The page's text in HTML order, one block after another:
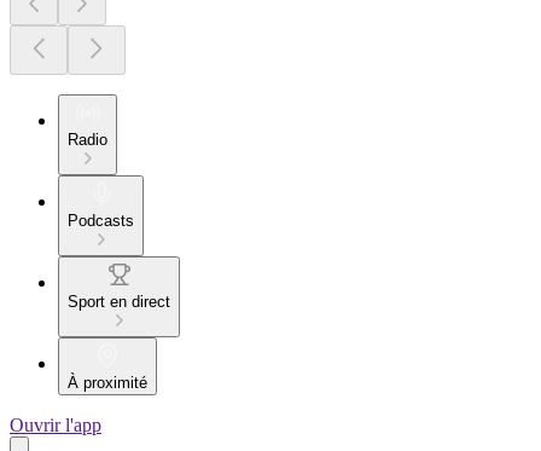
Radio
Podcasts
Sport en direct
À proximité
Ouvrir l'app